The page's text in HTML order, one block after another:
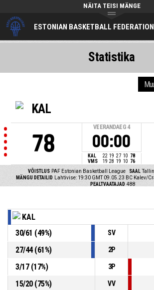
ESTONIAN BASKETBALL FEDERATION
NÄITA TEISI MÄNGE
KAL
78
VEERANDAEG 4
00:00
KAL 22 19 27 10 78
VMS
19 28 19 10 76
VÕISTLUS PAF Estonian Basketball League SAAL
MÄNGU DETAILID
Lahtivise: 19:30 GMT 09.05.23 BC Kalev/
PEALTVAATAJAD 488
Statistika
KAL
30/61 (49%) SV
27/44(61%) 2P
3/17(17%) 3P
15/20(75%) VV